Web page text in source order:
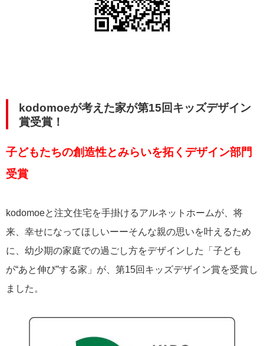
kodomoeが考えた家が第15回キッズデザイン
賞受賞！
子どもたちの創造性とみらいを拓くデザイン部門
受賞
kodomoeと注文住宅を手掛けるアルネットホームが、将
来、幸せになってほしいーーそんな親の思いを叶えるため
に、幼少期の家庭での過ごし方をデザインした「子ども
が“あと伸び”する家」が、第15回キッズデザイン賞を受賞し
ました。